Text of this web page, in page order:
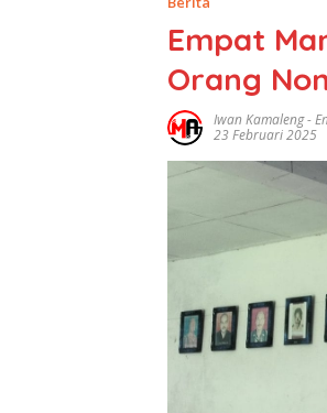
Empat
Orang
Iwan Kamaleng-
23 Februari 2025